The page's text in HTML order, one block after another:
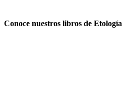
Conoce nuestros libros de Etología